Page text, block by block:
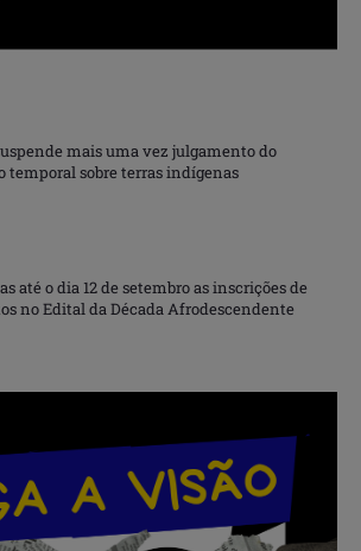
mais uma vez julgamento do
temporal sobre terras indígenas
até o dia 12 de setembro as inscrições de
no Edital da Década Afrodescendente